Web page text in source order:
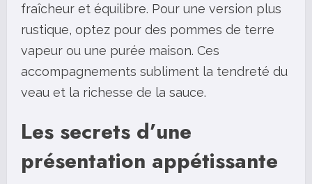
fraîcheur et équilibre. Pour une version plus
rustique, optez pour des pommes de terre
vapeur ou une purée maison. Ces
accompagnements subliment la tendreté du
veau et la richesse de la sauce.
Les secrets d’une
présentation appétissante